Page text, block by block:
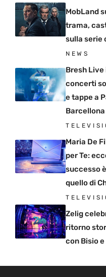
MobLand
trama,
sulla serie
NEWS
Bresh Live
concerti
e tappe a
Barcellona
Maria De
per Te:
successo
quello di
Zelig
ritorno
con Bisio